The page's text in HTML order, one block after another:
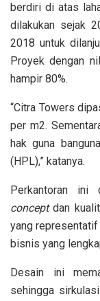
berdiri di atas
dilakukan sejak
2018 untuk
Proyek dengan
hampir 80%.
“Citra Towers
per m2.
hak guna
(HPL),” katanya.
Perkantoran ini
conceptdan
yang
bisnis yang
Desain ini
sehingga